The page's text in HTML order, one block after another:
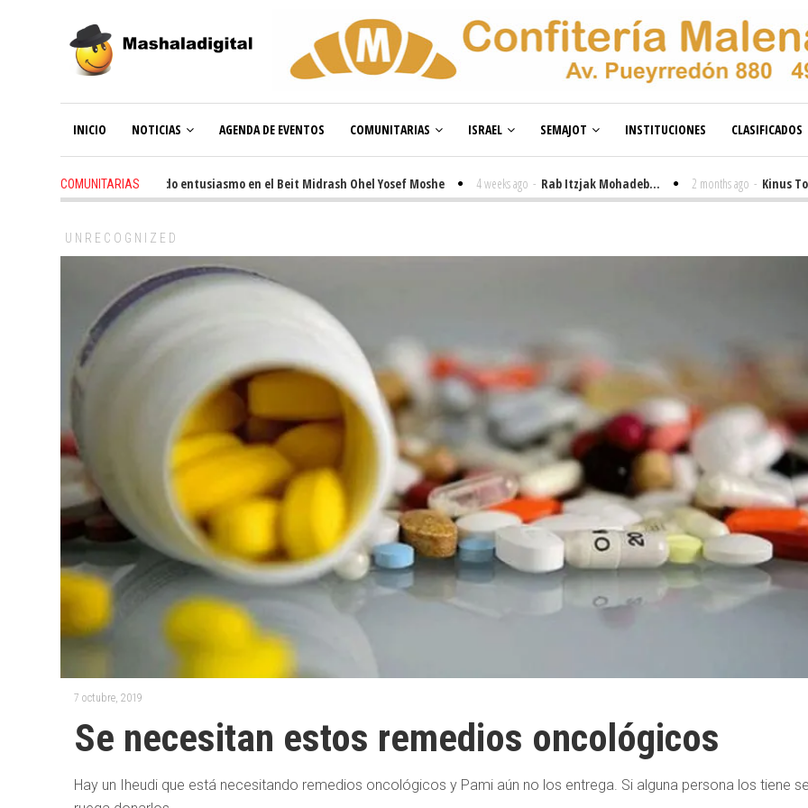
INICIO NOTICIAS AGENDA DE EVENTOS COMUNITARIAS ISRAEL SEMAJOT INSTITUCIONES CLASIFICADOS
COMUNITARIAS
3 weeks ago - Renovado entusiasmo en el Beit Midrash Ohel Yosef Moshe 4 weeks ago - Rab Itzjak Mohadeb... 2 months ago - Kinus Toire en
UNRECOGNIZED
7 octubre, 2019
Se necesitan estos remedios oncológicos
Hay un Iheudi que está necesitando remedios oncológicos y Pami aún no los entrega. Si alguna persona los tiene